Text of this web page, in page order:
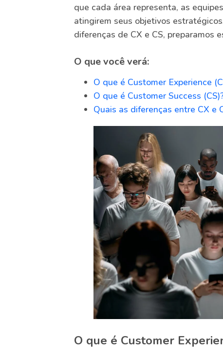
que cada área representa, as
atingirem seus objetivos
diferenças de CX e CS, preparamos
O que você verá:
O que é Customer Experience
O que é Customer Success
Quais as diferenças entre CX e
O que é Customer